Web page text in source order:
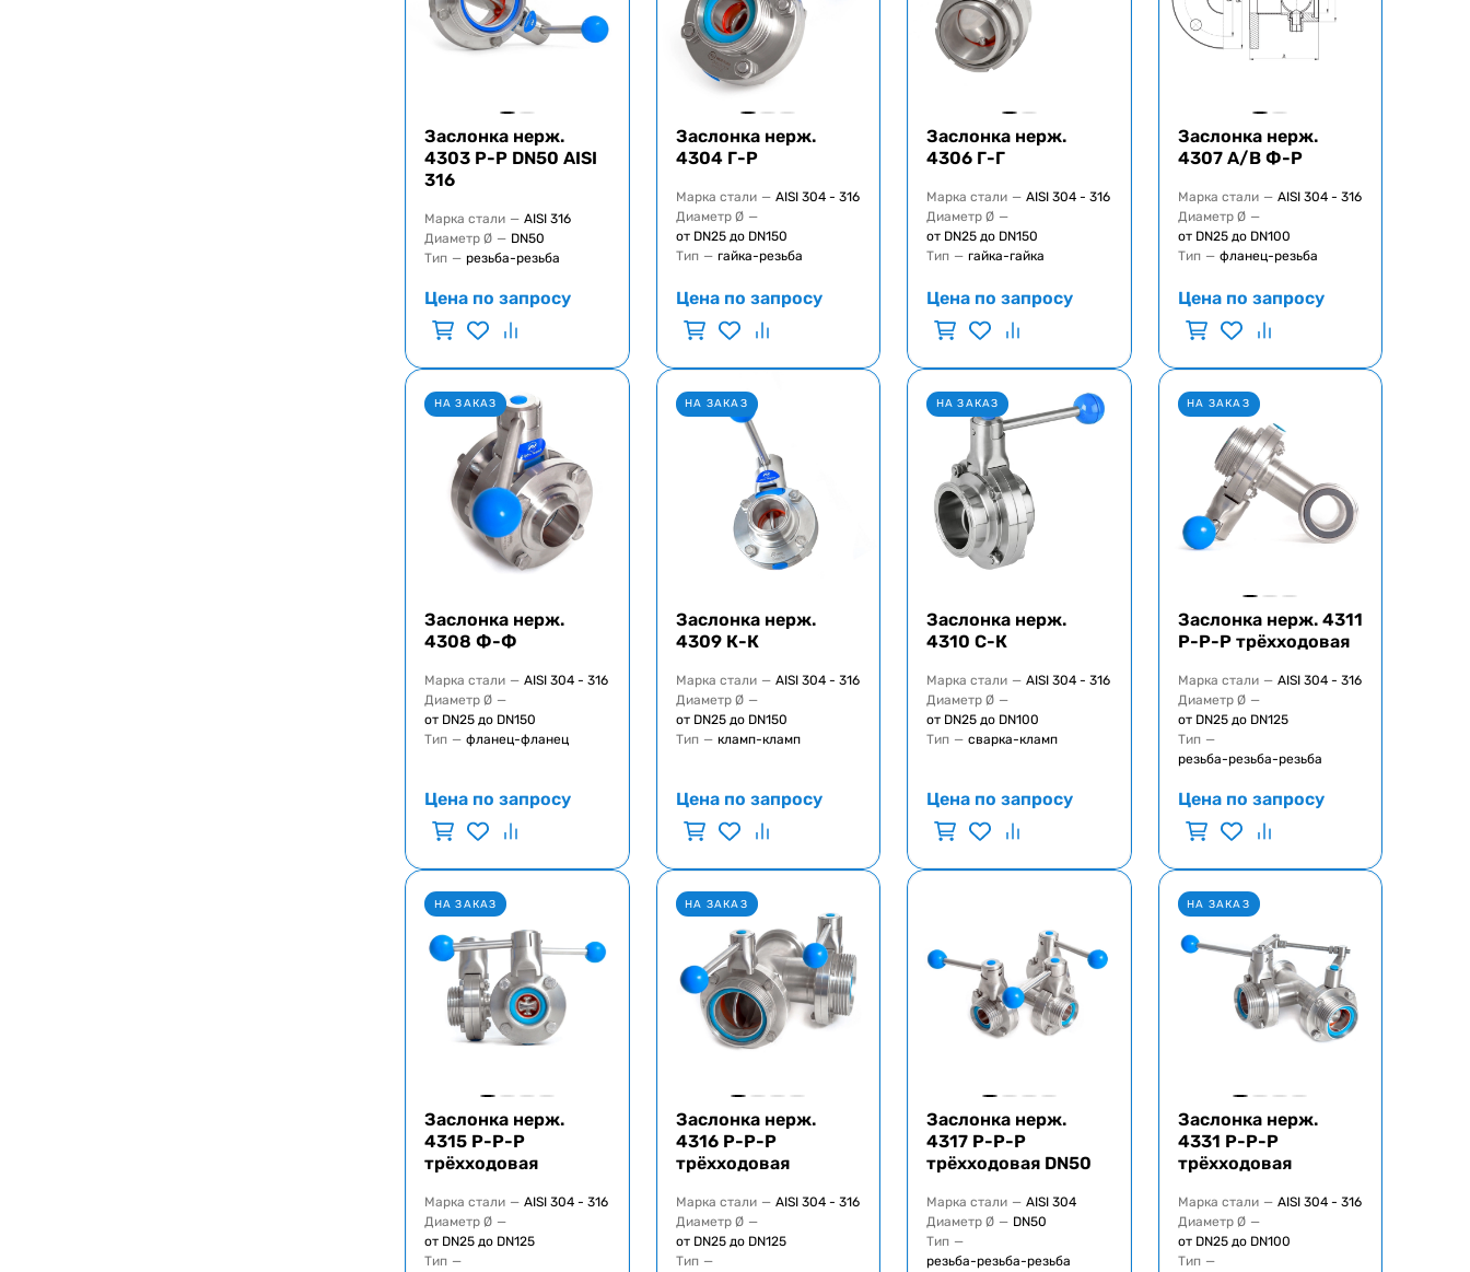
Заслонка нерж.
4303 Р-Р DN50 AISI
316
Марка стали — AISI 316
Диаметр Ø — DN50
Тип — резьба-резьба
Цена по запросу
Заслонка нерж.
4304 Г-Р
Марка стали — AISI 304 - 316
Диаметр Ø —
от DN25 до DN150
Тип — гайка-резьба
Цена по запросу
Заслонка нерж.
4306 Г-Г
Марка стали — AISI 304 - 316
Диаметр Ø —
от DN25 до DN150
Тип — гайка-гайка
Цена по запросу
Заслонка нерж.
4307 A/B Ф-Р
Марка стали — AISI 304 - 316
Диаметр Ø —
от DN25 до DN100
Тип — фланец-резьба
Цена по запросу
НА ЗАКАЗ
Заслонка нерж.
4308 Ф-Ф
Марка стали — AISI 304 - 316
Диаметр Ø —
от DN25 до DN150
Тип — фланец-фланец
Цена по запросу
НА ЗАКАЗ
Заслонка нерж.
4309 К-К
Марка стали — AISI 304 - 316
Диаметр Ø —
от DN25 до DN150
Тип — кламп-кламп
Цена по запросу
НА ЗАКАЗ
Заслонка нерж.
4310 С-К
Марка стали — AISI 304 - 316
Диаметр Ø —
от DN25 до DN100
Тип — сварка-кламп
Цена по запросу
НА ЗАКАЗ
Заслонка нерж. 4311
Р-Р-Р трёхходовая
Марка стали — AISI 304 - 316
Диаметр Ø —
от DN25 до DN125
Тип —
резьба-резьба-резьба
Цена по запросу
НА ЗАКАЗ
Заслонка нерж.
4315 Р-Р-Р
трёхходовая
Марка стали — AISI 304 - 316
Диаметр Ø —
от DN25 до DN125
Тип —
НА ЗАКАЗ
Заслонка нерж.
4316 Р-Р-Р
трёхходовая
Марка стали — AISI 304 - 316
Диаметр Ø —
от DN25 до DN125
Тип —
Заслонка нерж.
4317 Р-Р-Р
трёхходовая DN50
Марка стали — AISI 304
Диаметр Ø — DN50
Тип —
резьба-резьба-резьба
НА ЗАКАЗ
Заслонка нерж.
4331 Р-Р-Р
трёхходовая
Марка стали — AISI 304 - 316
Диаметр Ø —
от DN25 до DN100
Тип —